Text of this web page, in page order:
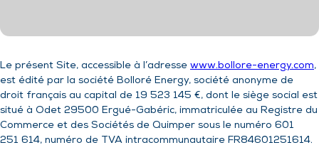
Le présent Site, accessible à l’adresse www.bollore-energy.com,
est édité par la société Bolloré Energy, société anonyme de
droit français au capital de 19 523 145 €, dont le siège social est
situé à Odet 29500 Ergué-Gabéric, immatriculée au Registre du
Commerce et des Sociétés de Quimper sous le numéro 601
251 614, numéro de TVA intracommunautaire FR84601251614.